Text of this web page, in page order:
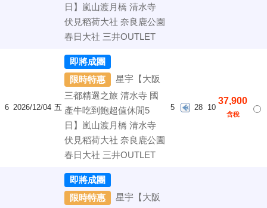
日】嵐山渡月橋 清水寺
伏見稻荷大社 奈良鹿公園
春日大社 三井OUTLET
6 2026/12/04 五
即將成團
限時特惠
星宇【大阪
三都精選之旅 清水寺 國
產牛吃到飽超值休閒5
日】嵐山渡月橋 清水寺
伏見稻荷大社 奈良鹿公園
春日大社 三井OUTLET
5 28 10
37,900
含稅
即將成團
限時特惠
星宇【大阪